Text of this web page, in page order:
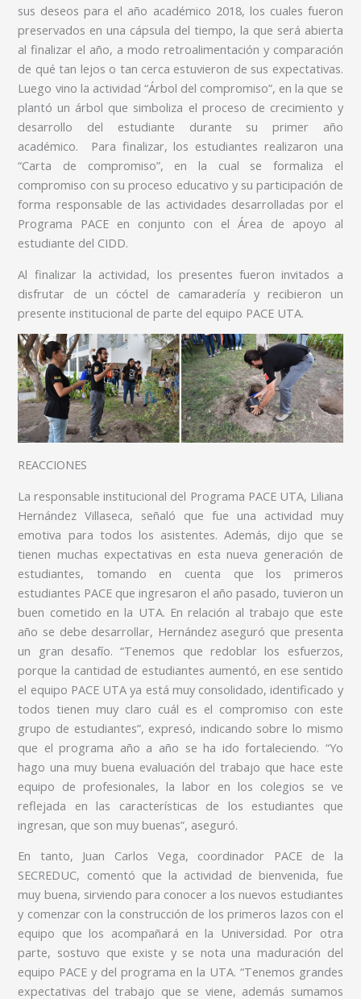
sus deseos para el año académico 2018, los cuales fueron
preservados en una cápsula del tiempo, la que será abierta
al finalizar el año, a modo retroalimentación y comparación
de qué tan lejos o tan cerca estuvieron de sus expectativas.
Luego vino la actividad “Árbol del compromiso”, en la que se
plantó un árbol que simboliza el proceso de crecimiento y
desarrollo del estudiante durante su primer año
académico. Para finalizar, los estudiantes realizaron una
“Carta de compromiso”, en la cual se formaliza el
compromiso con su proceso educativo y su participación de
forma responsable de las actividades desarrolladas por el
Programa PACE en conjunto con el Área de apoyo al
estudiante del CIDD.
Al finalizar la actividad, los presentes fueron invitados a
disfrutar de un cóctel de camaradería y recibieron un
presente institucional de parte del equipo PACE UTA.
REACCIONES
La responsable institucional del Programa PACE UTA, Liliana
Hernández Villaseca, señaló que fue una actividad muy
emotiva para todos los asistentes. Además, dijo que se
tienen muchas expectativas en esta nueva generación de
estudiantes, tomando en cuenta que los primeros
estudiantes PACE que ingresaron el año pasado, tuvieron un
buen cometido en la UTA. En relación al trabajo que este
año se debe desarrollar, Hernández aseguró que presenta
un gran desafío. “Tenemos que redoblar los esfuerzos,
porque la cantidad de estudiantes aumentó, en ese sentido
el equipo PACE UTA ya está muy consolidado, identificado y
todos tienen muy claro cuál es el compromiso con este
grupo de estudiantes”, expresó, indicando sobre lo mismo
que el programa año a año se ha ido fortaleciendo. “Yo
hago una muy buena evaluación del trabajo que hace este
equipo de profesionales, la labor en los colegios se ve
reflejada en las características de los estudiantes que
ingresan, que son muy buenas”, aseguró.
En tanto, Juan Carlos Vega, coordinador PACE de la
SECREDUC, comentó que la actividad de bienvenida, fue
muy buena, sirviendo para conocer a los nuevos estudiantes
y comenzar con la construcción de los primeros lazos con el
equipo que los acompañará en la Universidad. Por otra
parte, sostuvo que existe y se nota una maduración del
equipo PACE y del programa en la UTA. “Tenemos grandes
expectativas del trabajo que se viene, además sumamos